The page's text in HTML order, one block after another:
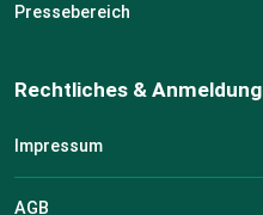
Pressebereich
Rechtliches & Anmeldung
Impressum
AGB